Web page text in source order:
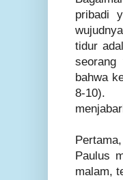
pribadi
tidur
seorang
bahwa
8-10).
Pertama,
Paulus
malam,